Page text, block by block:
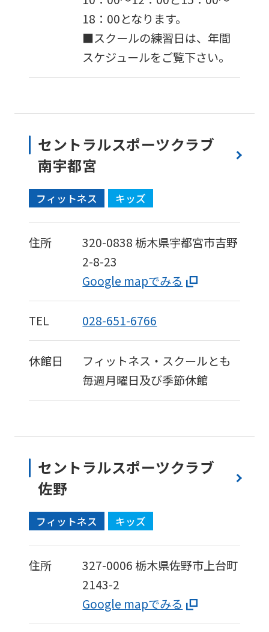
18：00となります。
■スクールの練習日は、年間
スケジュールをご覧下さい。
セントラルスポーツクラブ
南宇都宮
フィットネス キッズ
住所 320-0838栃木県宇都宮市吉野
2-8-23
Google mapでみる
TEL 028-651-6766
休館日
フィットネス・スクールとも
毎週月曜日及び季節休館
セントラルスポーツクラブ
佐野
フィットネス キッズ
住所 327-0006栃木県佐野市上台町
2143-2
Google mapでみる
this
before
using
the